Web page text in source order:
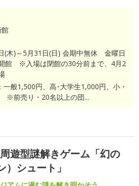
(木)～5月31日(日) 会期中無休 金曜日
館 ※入場は閉館の30分前まで、4月2
一般1,500円、高･大学生1,000円、小・
※前売り・20名以上の団...
遊型謎解きゲーム「幻の
シュート」